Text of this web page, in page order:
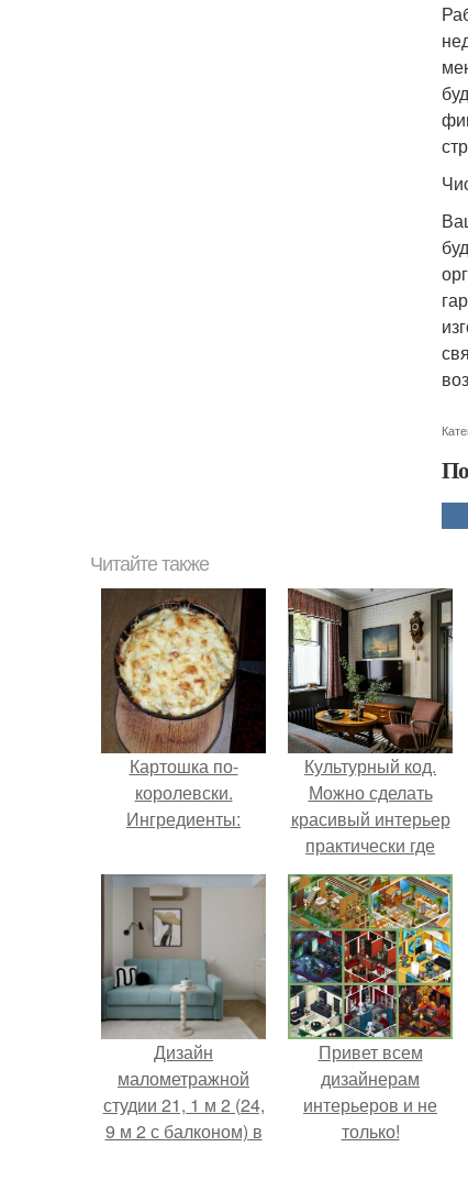
Читайте также
Картошка по-
королевски.
Ингредиенты:
Культурный код.
Можно сделать
красивый интерьер
практически где
угодно.
Дизайн
малометражной
студии 21, 1 м 2 (24,
9 м 2 с балконом) в
Привет всем
дизайнерам
интерьеров и не
только!